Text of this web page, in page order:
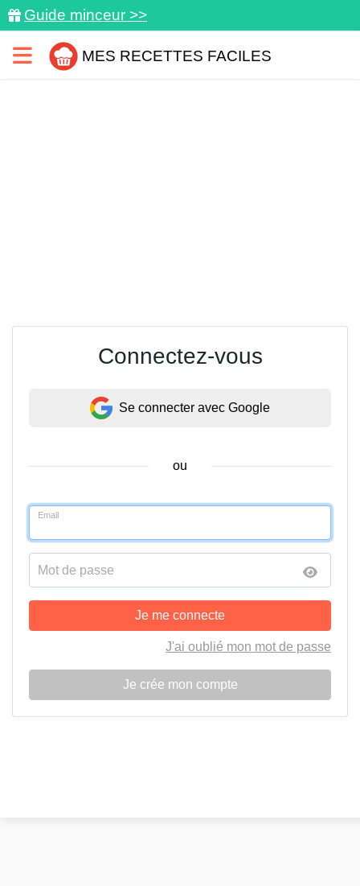
Guide minceur >>
MES RECETTES FACILES
Connectez-vous
Se connecter avec Google
ou
Email
Mot de passe
Je me connecte
J'ai oublié mon mot de passe
Je crée mon compte